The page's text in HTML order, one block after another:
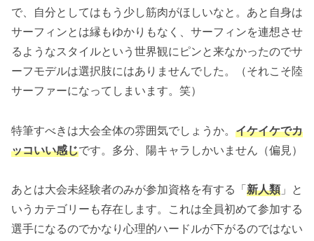
で、自分としてはもう少し筋肉がほしいなと。あと自身は
サーフィンとは縁もゆかりもなく、サーフィンを連想させ
るようなスタイルという世界観にピンと来なかったのでサ
ーフモデルは選択肢にはありませんでした。（それこそ陸
サーファーになってしまいます。笑）
特筆すべきは大会全体の雰囲気でしょうか。 イケイケでカ
ッコいい感じです。多分、陽キャラしかいません（偏見）
あとは大会未経験者のみが参加資格を有する「新人類 」と
いうカテゴリーも存在します。これは全員初めて参加する
選手になるのでかなり心理的ハードルが下がるのではない